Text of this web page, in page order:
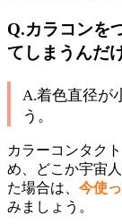
Q.カラコンを
てしまうんだ
A.着色直径が
う。
カラーコンタク
め、どこか宇宙
た場合は、 今使
みましょう。